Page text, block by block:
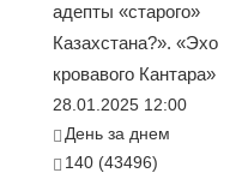
адепты «старого»
Казахстана?». «Эхо
кровавого Кантара»
28.01.2025 12:00
День за днем
140 (43496)